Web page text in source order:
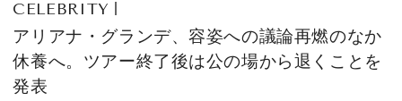
CELEBRITY
アリアナ・グランデ、容姿への議論再燃のなか
休養へ。ツアー終了後は公の場から退くことを
発表